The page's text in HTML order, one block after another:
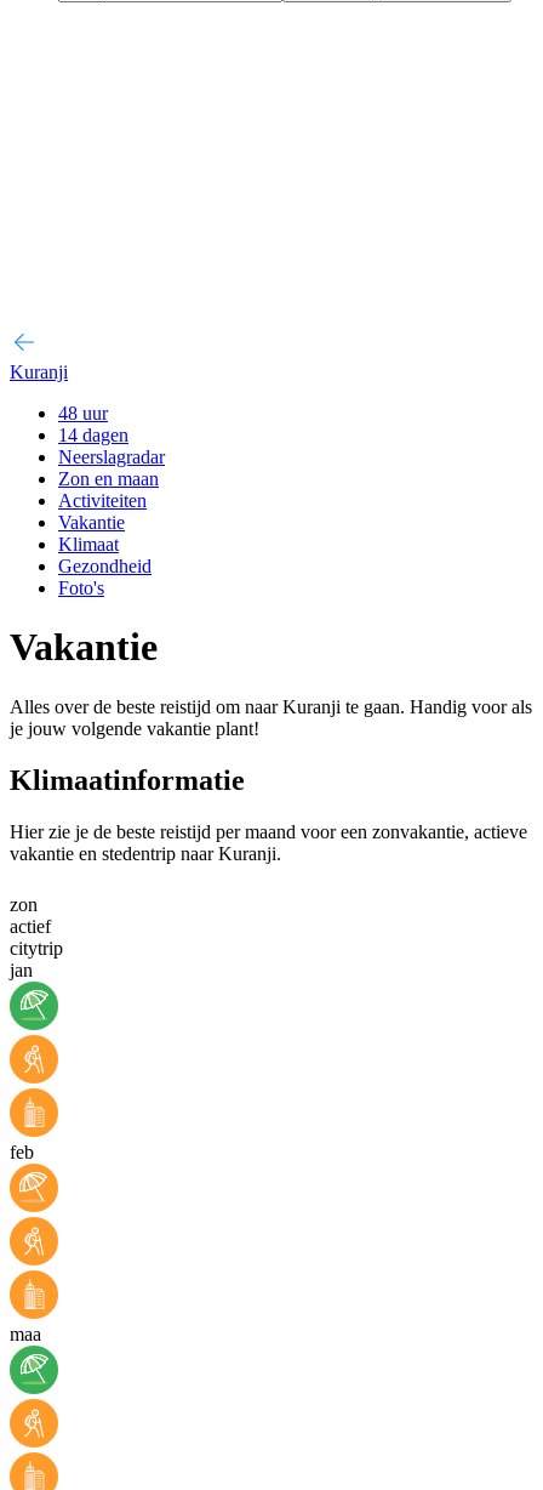
Kuranji
48 uur
14 dagen
Neerslagradar
Zon en maan
Activiteiten
Vakantie
Klimaat
Gezondheid
Foto's
Vakantie
Alles over de beste reistijd om naar Kuranji te gaan. Handig voor als
je jouw volgende vakantie plant!
Klimaatinformatie
Hier zie je de beste reistijd per maand voor een zonvakantie, actieve
vakantie en stedentrip naar Kuranji.
zon
actief
citytrip
jan
feb
maa